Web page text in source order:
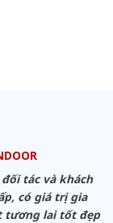
tác và khách
có giá trị gia
tương lai tốt đẹp